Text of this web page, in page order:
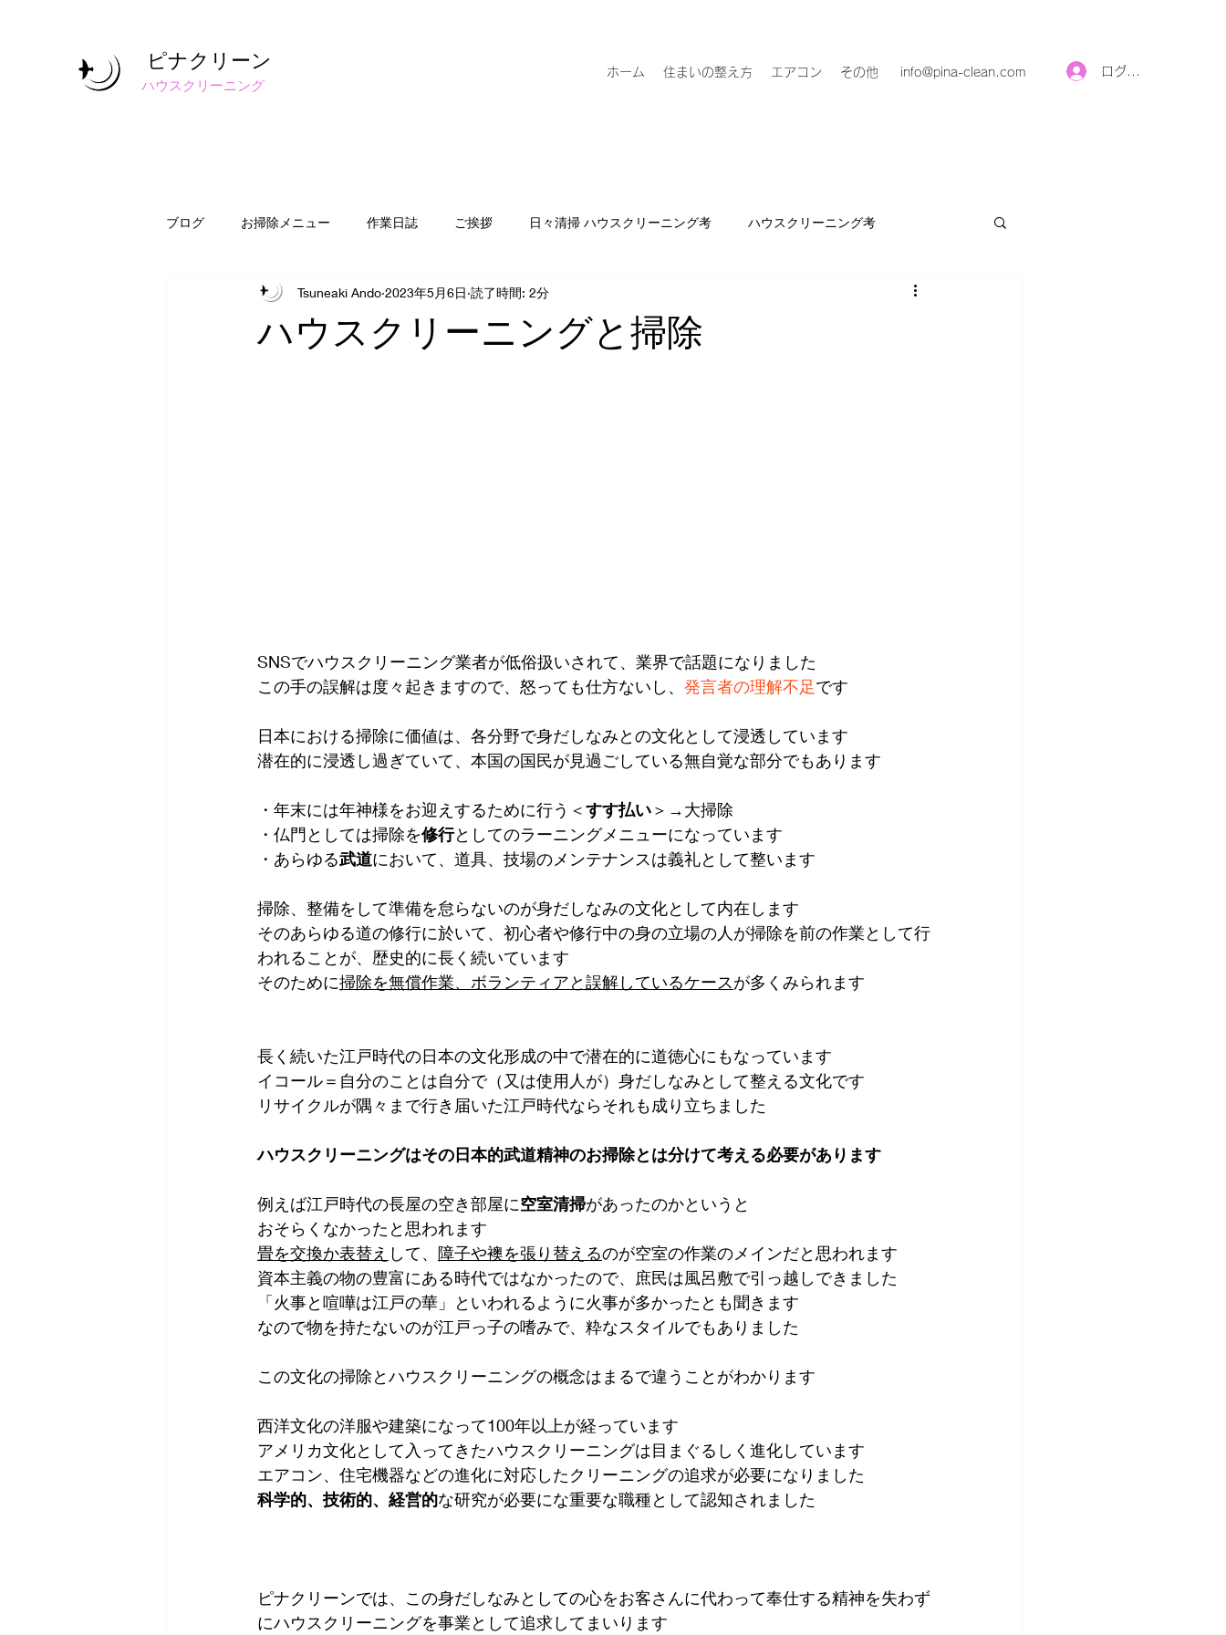
ピナクリーン
​ハウスクリーニング
ホーム 住まいの整え方 エアコン その他 info@pina-clean.com ログイン
ブログ お掃除メニュー 作業日誌 ご挨拶 日々清掃 ハウスクリーニング考 ハウスクリーニング考
ハウスクリーニングと掃除
Tsuneaki Ando 2023年5月6日 読了時間: 2分
SNSでハウスクリーニング業者が低俗扱いされて、業界で話題になりました
この手の誤解は度々起きますので、怒っても仕方ないし、 発言者の理解不足です
日本における掃除に価値は、各分野で身だしなみとの文化として浸透しています
潜在的に浸透し過ぎていて、本国の国民が見過ごしている無自覚な部分でもあります
・年末には年神様をお迎えするために行う＜すす払い＞→大掃除
・仏門としては掃除を修行としてのラーニングメニューになっています
・あらゆる武道において、道具、技場のメンテナンスは義礼として整います
掃除、整備をして準備を怠らないのが身だしなみの文化として内在します
そのあらゆる道の修行に於いて、初心者や修行中の身の立場の人が掃除を前の作業として行
われることが、歴史的に長く続いています
そのために掃除を無償作業、ボランティアと誤解しているケースが多くみられます
長く続いた江戸時代の日本の文化形成の中で潜在的に道徳心にもなっています
イコール＝自分のことは自分で（又は使用人が）身だしなみとして整える文化です
リサイクルが隅々まで行き届いた江戸時代ならそれも成り立ちました
ハウスクリーニングはその日本的武道精神のお掃除とは分けて考える必要があります
例えば江戸時代の長屋の空き部屋に空室清掃があったのかというと
おそらくなかったと思われます
畳を交換か表替え して、 障子や襖を張り替えるのが空室の作業のメインだと思われます
資本主義の物の豊富にある時代ではなかったので、庶民は風呂敷で引っ越しできました
「火事と喧嘩は江戸の華」といわれるように火事が多かったとも聞きます
なので物を持たないのが江戸っ子の嗜みで、粋なスタイルでもありました
この文化の掃除とハウスクリーニングの概念はまるで違うことがわかります
西洋文化の洋服や建築になって100年以上が経っています
アメリカ文化として入ってきたハウスクリーニングは目まぐるしく進化しています
エアコン、住宅機器などの進化に対応したクリーニングの追求が必要になりました
科学的、技術的、経営的な研究が必要にな重要な職種として認知されました
ピナクリーンでは、この身だしなみとしての心をお客さんに代わって奉仕する精神を失わず
にハウスクリーニングを事業として追求してまいります